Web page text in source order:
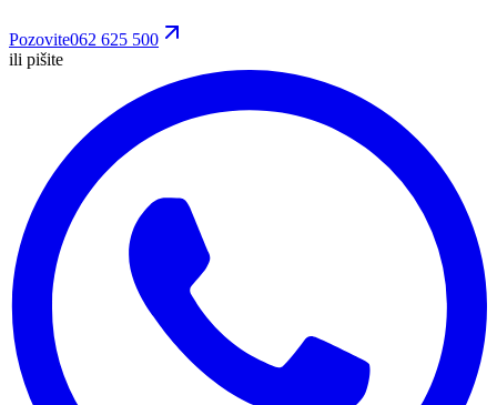
Pozovite062 625 500
ili pišite